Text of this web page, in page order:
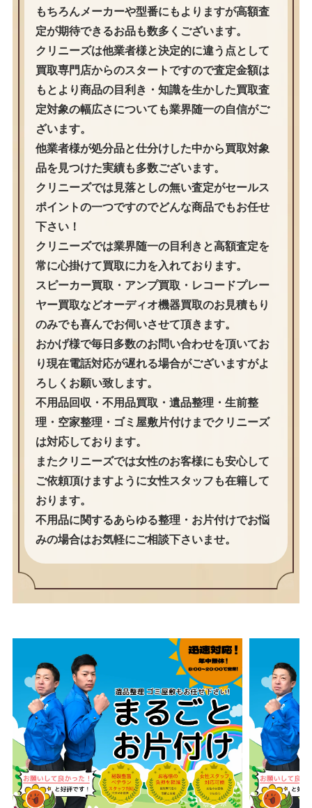
もちろんメーカーや型番にもよりますが高額査
定が期待できるお品も数多くございます。
クリニーズは他業者様と決定的に違う点として
買取専門店からのスタートですので査定金額は
もとより商品の目利き・知識を生かした買取査
定対象の幅広さについても業界随一の自信がご
ざいます。
他業者様が処分品と仕分けした中から買取対象
品を見つけた実績も多数ございます。
クリニーズでは見落としの無い査定がセールス
ポイントの一つですのでどんな商品でもお任せ
下さい！
クリニーズでは業界随一の目利きと高額査定を
常に心掛けて買取に力を入れております。
スピーカー買取・アンプ買取・レコードプレー
ヤー買取などオーディオ機器買取のお見積もり
のみでも喜んでお伺いさせて頂きます。
おかげ様で毎日多数のお問い合わせを頂いてお
り現在電話対応が遅れる場合がございますがよ
ろしくお願い致します。
不用品回収・不用品買取・遺品整理・生前整
理・空家整理・ゴミ屋敷片付けまでクリニーズ
は対応しております。
またクリニーズでは女性のお客様にも安心して
ご依頼頂けますように女性スタッフも在籍して
おります。
不用品に関するあらゆる整理・お片付けでお悩
みの場合はお気軽にご相談下さいませ。